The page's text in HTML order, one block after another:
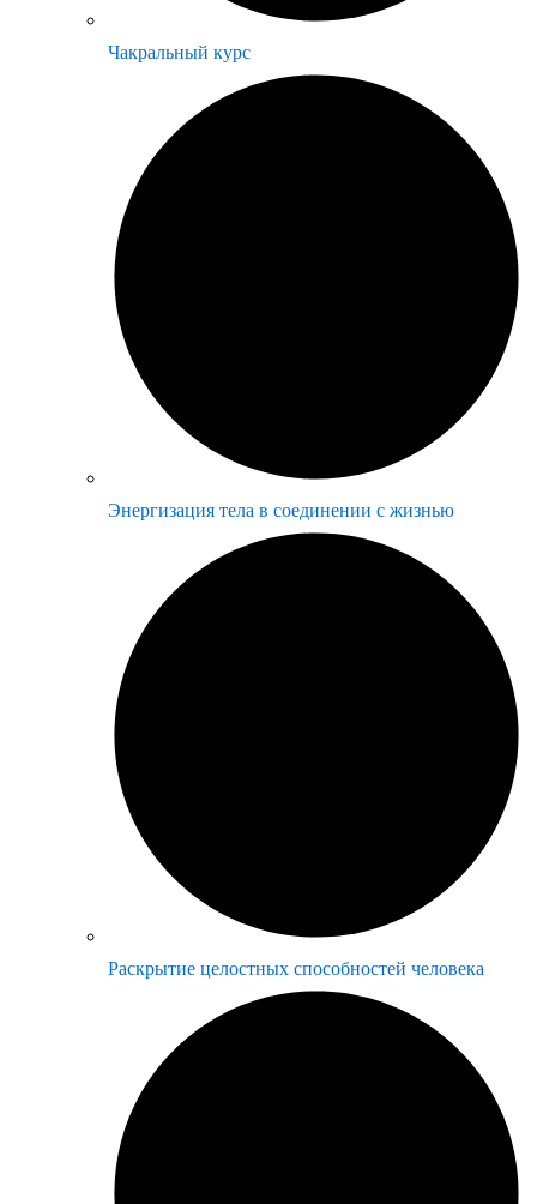
Чакральный курс
Энергизация тела в соединении с жизнью
Раскрытие целостных способностей человека